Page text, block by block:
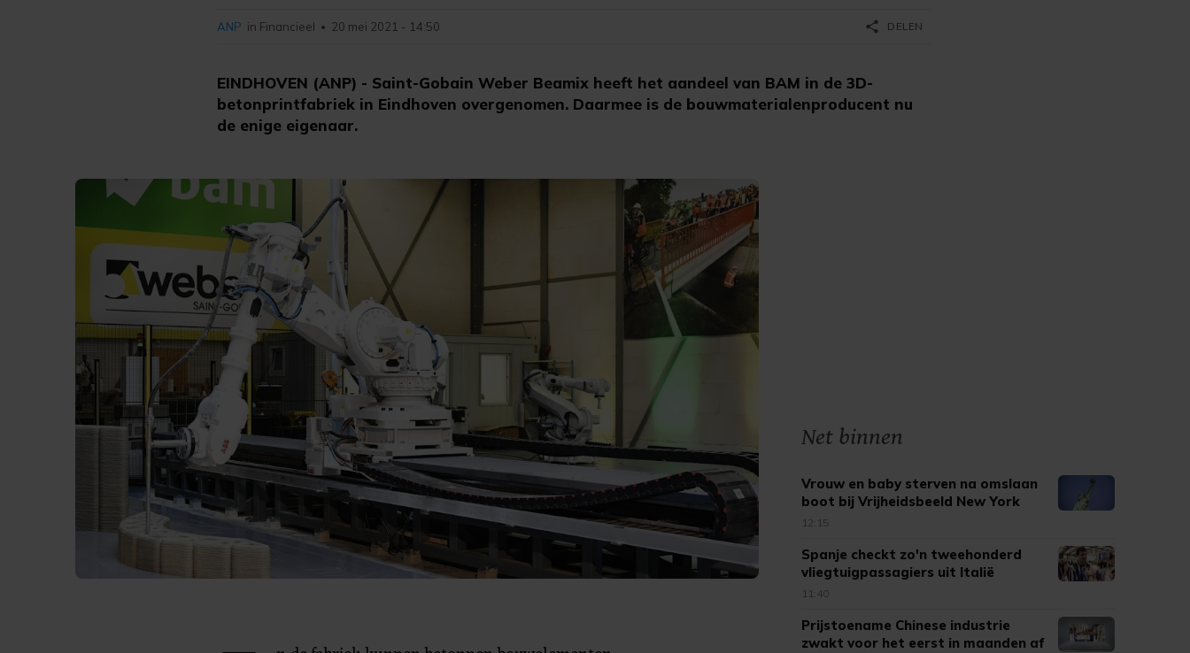
EINDHOVEN (ANP) - Saint-Gobain Weber Beamix heeft het aandeel van BAM in de 3D-
betonprintfabriek in Eindhoven overgenomen. Daarmee is de bouwmaterialenproducent nu
de enige eigenaar.
ANP in Financieel • 20 mei 2021 - 14:50 share DELEN
Net binnen
Vrouw en baby sterven na omslaan
boot bij Vrijheidsbeeld New York
12:15
Spanje checkt zo'n tweehonderd
vliegtuigpassagiers uit Italië
11:40
Prijstoename Chinese industrie
zwakt voor het eerst in maanden af